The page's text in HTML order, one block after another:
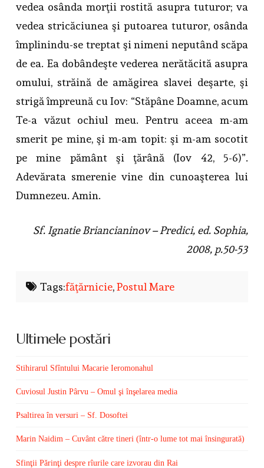
vedea osânda morţii rostită asupra tuturor; va
vedea stricăciunea şi putoarea tuturor, osânda
împlinindu-se treptat şi nimeni neputând scăpa
de ea. Ea dobândeşte vederea nerătăcită asupra
omului, străină de amăgirea slavei deşarte, şi
strigă împreună cu Iov: “Stăpâne Doamne, acum
Te-a văzut ochiul meu. Pentru aceea m-am
smerit pe mine, şi m-am topit: şi m-am socotit
pe mine pământ şi ţărână (Iov 42, 5-6)”.
Adevărata smerenie vine din cunoaşterea lui
Dumnezeu. Amin.
Sf. Ignatie Briancianinov – Predici, ed. Sophia,
2008, p.50-53
Tags:făţărnicie,Postul Mare
Ultimele postări
Stihirarul Sfîntului Macarie Ieromonahul
Cuviosul Justin Pârvu – Omul şi înşelarea media
Psaltirea în versuri – Sf. Dosoftei
Marin Naidim – Cuvânt către tineri (într-o lume tot mai însingurată)
Sfinţii Părinţi despre rîurile care izvorau din Rai